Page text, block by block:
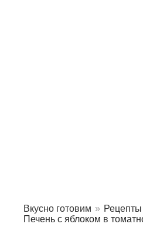
Вкусно готовим »
Печень с яблоком в